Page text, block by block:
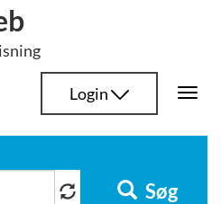
Login
Søg